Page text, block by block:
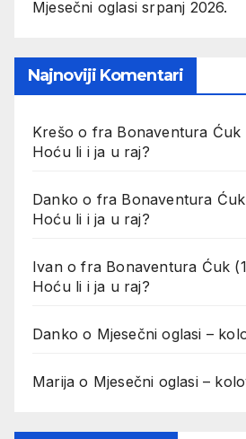
Mjesečni oglasi srpanj 2026.
Najnoviji Komentari
Krešo o fra Bonaventura Ćuk
Hoću li i ja u raj?
Danko o fra Bonaventura
Hoću li i ja u raj?
Ivanofra Bonaventura Ćuk
Hoću li i ja u raj?
Danko o Mjesečni oglasi –
Marija o Mjesečni oglasi –